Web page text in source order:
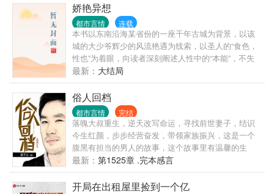
娇艳异想
都市言情 连载
本书以东南沿海某省份的一座千年古城为背景，以该
城的大少爷辉少的风流艳遇为线索，以圣人的“食色，
性也”为着眼，向读者深刻阐述人性中的“本能”，不失
为折射现代都市人生活习俗和心理感受的心力之作。
最新： 大结局
俗人回档
都市言情 完结
落魄大叔重生，逆天改写命运，寻找前世妻子，结识
今生红颜，步步经营奋发，带领家族振兴，这是一个
腹黑有担当的男人的故事，这个故事里有温馨的生
活，有铿锵的命运，有多彩的旅程。庚不让官方粉丝
群：317610141（入群须验证订阅和粉丝值截图）俗人
群：375632241
最新： 第1525章 .完本感言
开局在出租屋里捡到一个亿